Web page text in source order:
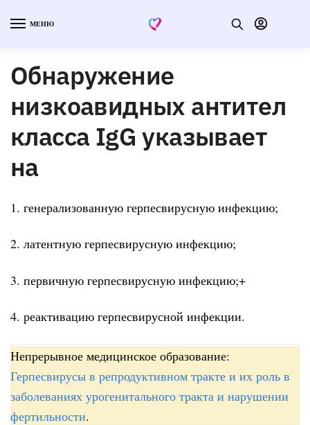
МЕНЮ
Обнаружение
низкоавидных антител
класса IgG указывает
на
1. генерализованную герпесвирусную инфекцию;
2. латентную герпесвирусную инфекцию;
3. первичную герпесвирусную инфекцию;+
4. реактивацию герпесвирусной инфекции.
Непрерывное медицинское образование:
Герпесвирусы в репродуктивном тракте и их роль в
заболеваниях урогенитального тракта и нарушении
фертильности.